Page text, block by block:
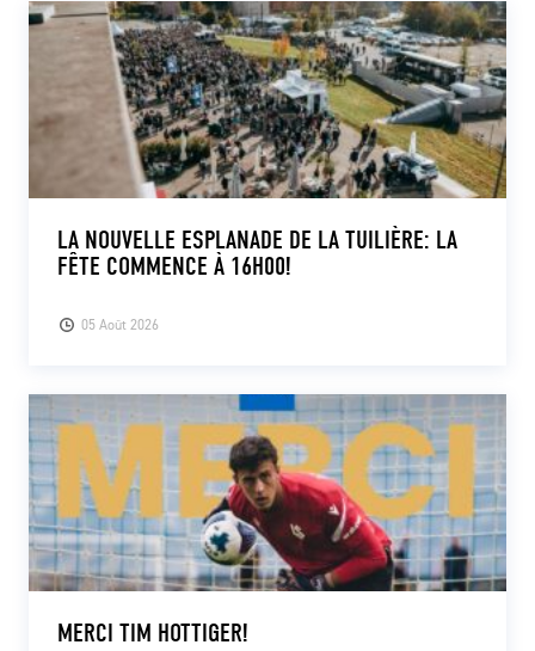
05 Août 2026
LA NOUVELLE ESPLANADE DE LA TUILIÈRE: LA
FÊTE COMMENCE À 16H00!
MERCI TIM HOTTIGER!